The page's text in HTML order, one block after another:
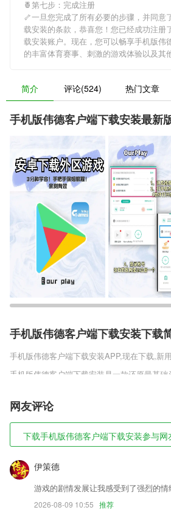
🍍第七步：完成注册
🦴一旦您完成了所有必要的步骤，并同意
载安装的条款，恭喜您！您已经成功注册
载安装账户。现在，您可以畅享手机版伟
的丰富体育赛事、刺激的游戏体验以及其
简介 评论(524) 热门文章
手机版伟德客户端下载安装最新
手机版伟德客户端下载安装下载
手机版伟德客户端下载安装APP,现在下载,新
手机版伟德客户端下载安装是一款还原最基
游戏，但游戏中有着大量的原创剧情，你将
人物，通过这些角色来更好的享受创新剧情。
在这里还原，你将通过各类战斗来体验更加激
手机版伟德客户端下载安装软件特
1,根据学生的水平和薄弱模块，匹配上课内容
2,大数据智能推荐,跟紧每个热点，抓住每个
思；
3,发布最新时尚指南，分享各类鞋包搭配方案
网友评论
下载手机版伟德客户端下载安装参与
伊策德
游戏的剧情发展让我感受到了强烈的情
2026-08-09 10:55 推荐